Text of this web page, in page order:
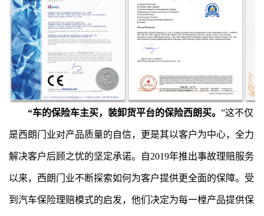
“车的保险车主买，装卸货平台的保险西朗买。 ”这不仅
是西朗门业对产品质量的自信，更是其以客户为中心，全力
解决客户后顾之忧的坚定承诺。自2019年推出事故理赔服务
以来，西朗门业不断探索如何为客户提供更全面的保障。受
到汽车保险理赔模式的启发，他们决定为每一樘产品提供保